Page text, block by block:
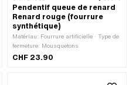
Pendentif queue de renard
Renard rouge (fourrure
synthétique)
Matériau: Fourrure artificielle · Type de
fermeture: Mousquetons
CHF 23.90